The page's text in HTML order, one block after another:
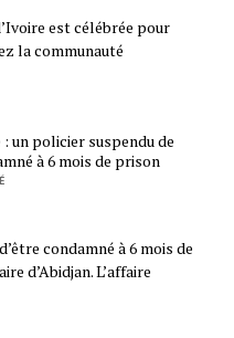
est célébrée pour
la communauté
: un policier suspendu de
à 6 mois de prison
condamné à 6 mois de
d’Abidjan. L’affaire